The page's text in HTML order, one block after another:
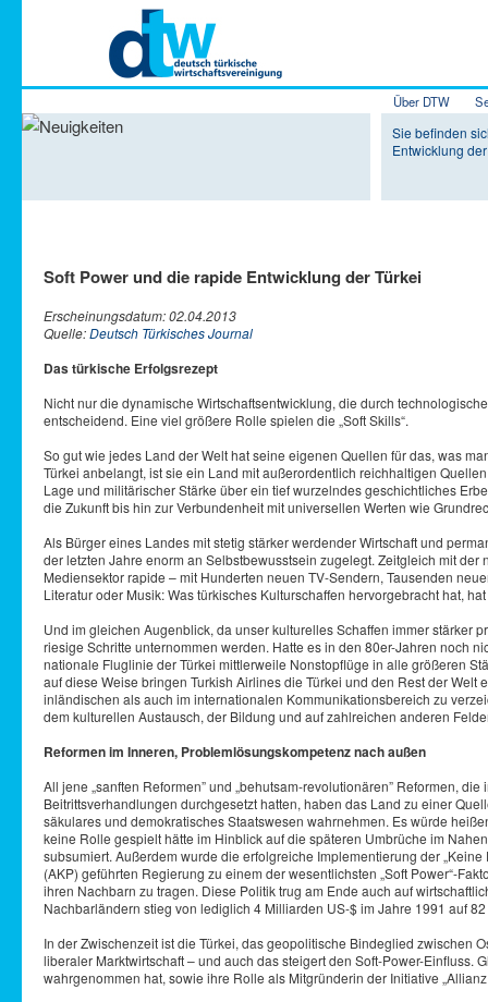
Zum Inhalt
Zum
Über DTW
Sie befinden
Entwicklung
Soft Power und die rapide Entwicklung der Türkei
Erscheinungsdatum: 02.04.2013
Quelle:Deutsch Türkisches Journal
Das türkische Erfolgsrezept
Nicht nur die dynamische Wirtschaftsentwicklung, die durch
entscheidend. Eine viel größere Rolle spielen die „Soft Skills“.
So gut wie jedes Land der Welt hat seine eigenen Quellen für das, was
Türkei anbelangt, ist sie ein Land mit außerordentlich reichhaltigen
Lage und militärischer Stärke über ein tief wurzelndes geschichtliches
die Zukunft bis hin zur Verbundenheit mit universellen Werten wie
Als Bürger eines Landes mit stetig stärker werdender Wirtschaft und
der letzten Jahre enorm an Selbstbewusstsein zugelegt. Zeitgleich mit
Mediensektor rapide – mit Hunderten neuen TV-Sendern, Tausenden
Literatur oder Musik: Was türkisches Kulturschaffen hervorgebracht hat,
Und im gleichen Augenblick, da unser kulturelles Schaffen immer stärker
riesige Schritte unternommen werden. Hatte es in den 80er-Jahren noch
nationale Fluglinie der Türkei mittlerweile Nonstopflüge in alle größeren
auf diese Weise bringen Turkish Airlines die Türkei und den Rest der
inländischen als auch im internationalen Kommunikationsbereich zu
dem kulturellen Austausch, der Bildung und auf zahlreichen anderen
Reformen im Inneren, Problemlösungskompetenz nach außen
All jene „sanften Reformen” und „behutsam-revolutionären” Reformen,
Beitrittsverhandlungen durchgesetzt hatten, haben das Land zu einer
säkulares und demokratisches Staatswesen wahrnehmen. Es würde
keine Rolle gespielt hätte im Hinblick auf die späteren Umbrüche im
subsumiert. Außerdem wurde die erfolgreiche Implementierung der
(AKP) geführten Regierung zu einem der wesentlichsten „Soft Power“-
ihren Nachbarn zu tragen. Diese Politik trug am Ende auch auf
Nachbarländern stieg von lediglich 4 Milliarden US-$ im Jahre 1991 auf
In der Zwischenzeit ist die Türkei, das geopolitische Bindeglied zwischen
liberaler Marktwirtschaft – und auch das steigert den Soft-Power-
wahrgenommen hat, sowie ihre Rolle als Mitgründerin der Initiative